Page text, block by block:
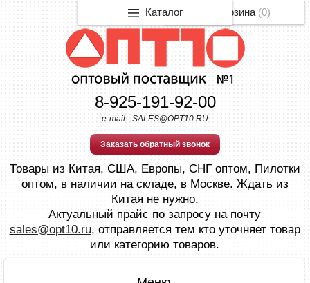
8-925-191-92-00
e-mail - SALES@OPT10.RU
Заказать обратный звонок
Товары из Китая, США, Европы, СНГ оптом, Пилотки
оптом, в наличии на складе, в Москве. Ждать из
Китая не нужно.
Актуальный прайс по запросу на почту
sales@opt10.ru, отправляется тем кто уточняет товар
или категорию товаров.
Корзина(0)
Каталог